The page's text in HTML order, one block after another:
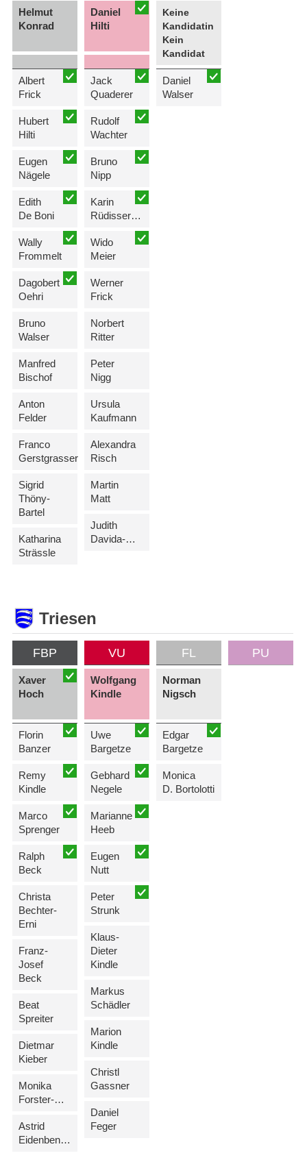
Helmut
Konrad
Albert
Frick
Hubert
Hilti
Eugen
Nägele
Edith
De Boni
Wally
Frommelt
Dagobert
Oehri
Bruno
Walser
Manfred
Bischof
Anton
Felder
Franco
Gerstgrasser
Sigrid
Thöny-
Bartel
Katharina
Strässle
Daniel
Hilti
Jack
Quaderer
Rudolf
Wachter
Bruno
Nipp
Karin
Rüdisser-Quaderer
Wido
Meier
Werner
Frick
Norbert
Ritter
Peter
Nigg
Ursula
Kaufmann
Alexandra
Risch
Martin
Matt
Judith
Davida-Morscher
Keine
Kandidatin
Kein
Kandidat
Daniel
Walser
Triesen
FBP
Xaver
Hoch
Florin
Banzer
Remy
Kindle
Marco
Sprenger
Ralph
Beck
Christa
Bechter-
Erni
Franz-
Josef
Beck
Beat
Spreiter
Dietmar
Kieber
Monika
Forster-Rehak
Astrid
Eidenbenz-Wanger
VU
Wolfgang
Kindle
Uwe
Bargetze
Gebhard
Negele
Marianne
Heeb
Eugen
Nutt
Peter
Strunk
Klaus-
Dieter
Kindle
Markus
Schädler
Marion
Kindle
Christl
Gassner
Daniel
Feger
FL
Norman
Nigsch
Edgar
Bargetze
Monica
D. Bortolotti
PU